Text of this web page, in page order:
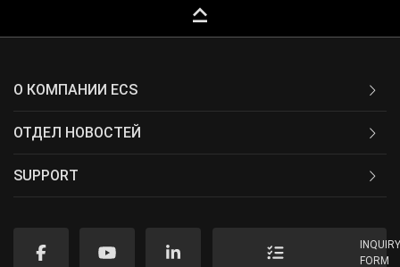
keyboard_capslock
О КОМПАНИИ ECS
ОТДЕЛ НОВОСТЕЙ
SUPPORT
FORM